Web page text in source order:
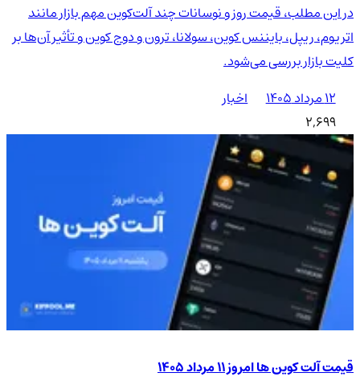
در این مطلب، قیمت روز و نوسانات چند آلت‌کوین مهم بازار مانند
اتریوم، ریپل، بایننس کوین، سولانا، ترون و دوج کوین و تأثیر آن‌ها بر
کلیت بازار بررسی می‌شود.
۱۲ مرداد ۱۴۰۵
اخبار
2,699
قیمت آلت کوین ها امروز ۱۱ مرداد ۱۴۰۵